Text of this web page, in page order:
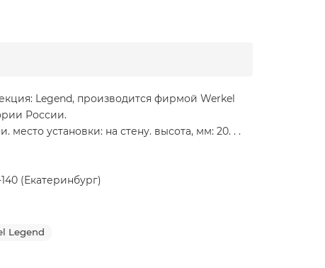
Legend, производится фирмой Werkel
России.
место установки: на стену. высота, мм: 20. . .
(Екатеринбург)
Legend